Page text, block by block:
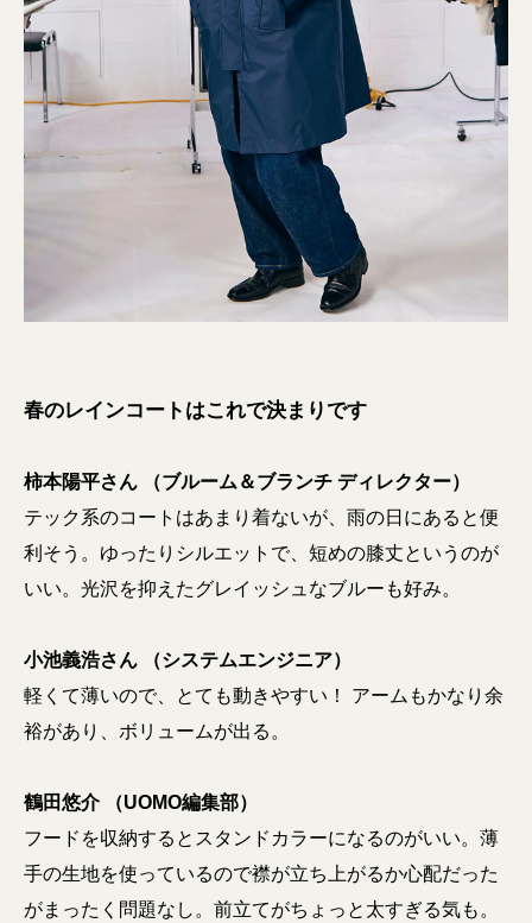
春のレインコートはこれで決まりです
柿本陽平さん （ブルーム＆ブランチ ディレクター）
テック系のコートはあまり着ないが、雨の日にあると便
利そう。ゆったりシルエットで、短めの膝丈というのが
いい。光沢を抑えたグレイッシュなブルーも好み。
小池義浩さん （システムエンジニア）
軽くて薄いので、とても動きやすい！ アームもかなり余
裕があり、ボリュームが出る。
鶴田悠介 （UOMO編集部）
フードを収納するとスタンドカラーになるのがいい。薄
手の生地を使っているので襟が立ち上がるか心配だった
がまったく問題なし。前立てがちょっと太すぎる気も。